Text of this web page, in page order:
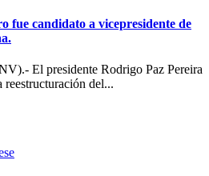
fue candidato a vicepresidente de
El presidente Rodrigo Paz Pereira
reestructuración del...